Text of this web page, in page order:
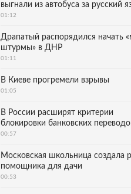
выгнали из автобуса за русский
01:12
Драпатый распорядился начать
штурмы» в ДНР
01:11
В Киеве прогремели взрывы
01:05
В России расширят критерии
блокировки банковских
00:57
Московская школьница создала
помощника для дачи
00:53